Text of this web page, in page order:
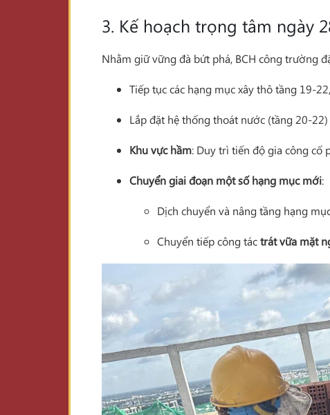
3. Kế hoạch trọng tâm ngày
Nhằm giữ vững đà bứt phá, BCH công trường
Tiếp tục các hạng mục xây thô tầng 19-
Lắp đặt hệ thống thoát nước (tầng 20-
Khu vực hầm: Duy trì tiến độ gia công cố
Chuyển giai đoạn một số hạng mục mới:
Dịch chuyển và nâng tầng hạng
Chuyển tiếp công táctrát vữa mặt